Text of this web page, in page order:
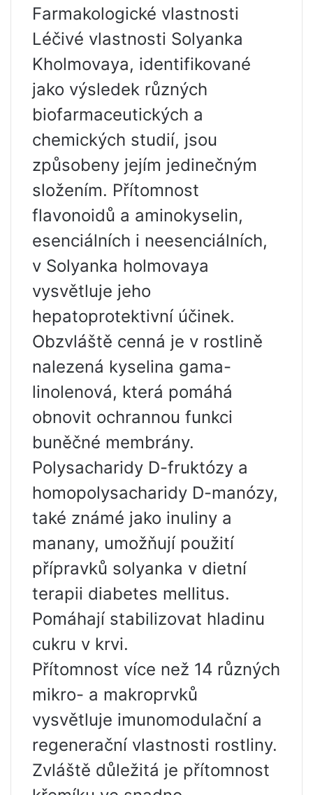
Farmakologické vlastnosti
Léčivé vlastnosti Solyanka
Kholmovaya, identifikované
jako výsledek různých
biofarmaceutických a
chemických studií, jsou
způsobeny jejím jedinečným
složením. Přítomnost
flavonoidů a aminokyselin,
esenciálních i neesenciálních,
v Solyanka holmovaya
vysvětluje jeho
hepatoprotektivní účinek.
Obzvláště cenná je v rostlině
nalezená kyselina gama-
linolenová, která pomáhá
obnovit ochrannou funkci
buněčné membrány.
Polysacharidy D-fruktózy a
homopolysacharidy D-manózy,
také známé jako inuliny a
manany, umožňují použití
přípravků solyanka v dietní
terapii diabetes mellitus.
Pomáhají stabilizovat hladinu
cukru v krvi.
Přítomnost více než 14 různých
mikro- a makroprvků
vysvětluje imunomodulační a
regenerační vlastnosti rostliny.
Zvláště důležitá je přítomnost